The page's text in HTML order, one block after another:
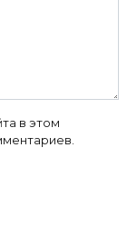
в этом